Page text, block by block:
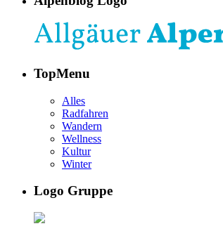
TopMenu
Alles
Radfahren
Wandern
Wellness
Kultur
Winter
Logo Gruppe